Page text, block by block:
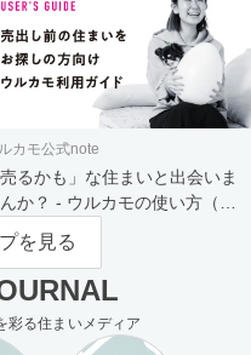
カモ公式note
売るかも」な住まいと出会いま
か？ - ウルカモの使い方（買
さま向け）
を見る
彩る住まいメディア